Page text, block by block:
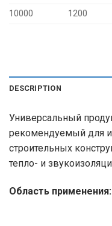
10000
1200
DESCRIPTION
Универсальный
рекомендуемый для
строительных
тепло- и
Область применения: